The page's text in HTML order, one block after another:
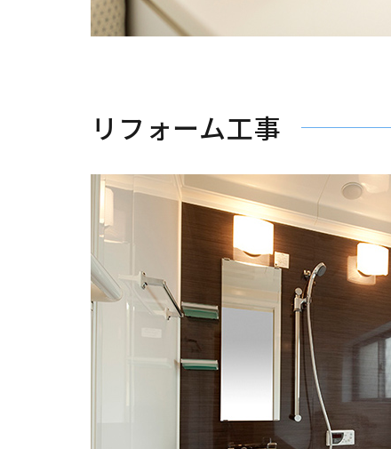
リフォーム工事